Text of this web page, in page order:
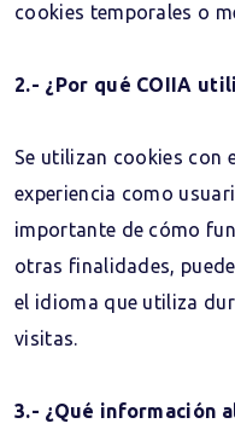
cookies temporales o
2.- ¿Por qué COIIA
Se utilizan cookies con
experiencia como
importante de cómo
otras finalidades,
el idioma que utiliza
visitas.
3.- ¿Qué información